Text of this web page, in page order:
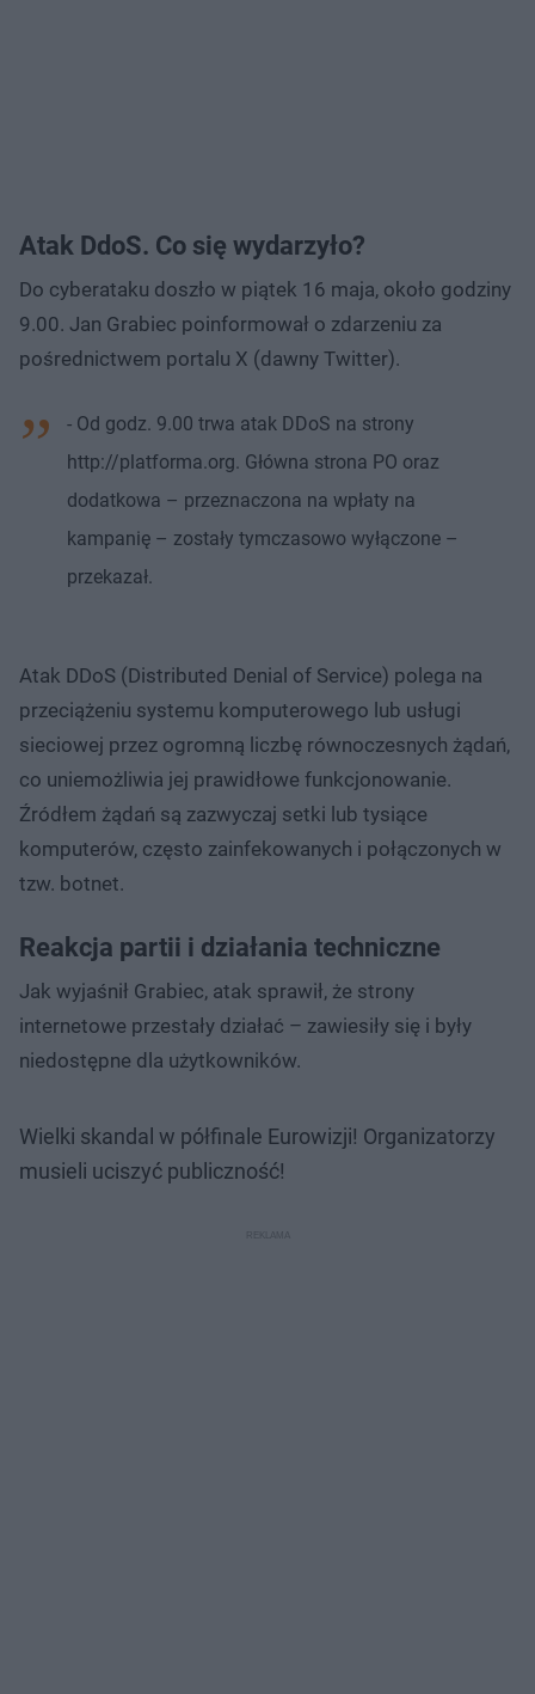
Atak DdoS. Co się wydarzyło?
Do cyberataku doszło w piątek 16 maja, około godziny
9.00. Jan Grabiec poinformował o zdarzeniu za
pośrednictwem portalu X (dawny Twitter).
- Od godz. 9.00 trwa atak DDoS na strony
http://platforma.org. Główna strona PO oraz
dodatkowa – przeznaczona na wpłaty na
kampanię – zostały tymczasowo wyłączone –
przekazał.
Atak DDoS (Distributed Denial of Service) polega na
przeciążeniu systemu komputerowego lub usługi
sieciowej przez ogromną liczbę równoczesnych żądań,
co uniemożliwia jej prawidłowe funkcjonowanie.
Źródłem żądań są zazwyczaj setki lub tysiące
komputerów, często zainfekowanych i połączonych w
tzw. botnet.
Reakcja partii i działania techniczne
Jak wyjaśnił Grabiec, atak sprawił, że strony
internetowe przestały działać – zawiesiły się i były
niedostępne dla użytkowników.
Wielki skandal w półfinale Eurowizji! Organizatorzy
musieli uciszyć publiczność!